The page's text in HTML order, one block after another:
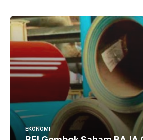
EKONOMI